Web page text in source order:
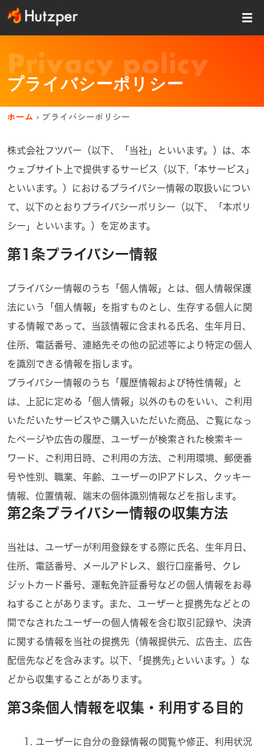
容
を
キッPrivacy policy
プライバシーポリシー
ホーム › プライバシーポリシー
株式会社フツパー（以下、「当社」といいます。）は、本
ウェブサイト上で提供するサービス（以下,「本サービス」
といいます。）におけるプライバシー情報の取扱いについ
て、以下のとおりプライバシーポリシー（以下、「本ポリ
シー」といいます。）を定めます。
第1条プライバシー情報
プライバシー情報のうち「個人情報」とは、個人情報保護
法にいう「個人情報」を指すものとし、生存する個人に関
する情報であって、当該情報に含まれる氏名、生年月日、
住所、電話番号、連絡先その他の記述等により特定の個人
を識別できる情報を指します。
プライバシー情報のうち「履歴情報および特性情報」と
は、上記に定める「個人情報」以外のものをいい、ご利用
いただいたサービスやご購入いただいた商品、ご覧になっ
たページや広告の履歴、ユーザーが検索された検索キー
ワード、ご利用日時、ご利用の方法、ご利用環境、郵便番
号や性別、職業、年齢、ユーザーのIPアドレス、クッキー
情報、位置情報、端末の個体識別情報などを指します。
第2条プライバシー情報の収集方法
当社は、ユーザーが利用登録をする際に氏名、生年月日、
住所、電話番号、メールアドレス、銀行口座番号、クレ
ジットカード番号、運転免許証番号などの個人情報をお尋
ねすることがあります。また、ユーザーと提携先などとの
間でなされたユーザーの個人情報を含む取引記録や、決済
に関する情報を当社の提携先（情報提供元、広告主、広告
配信先などを含みます。以下、｢提携先｣といいます。）な
どから収集することがあります。
第3条個人情報を収集・利用する目的
ユーザーに自分の登録情報の閲覧や修正、利用状況